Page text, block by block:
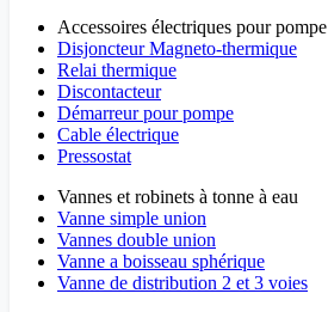
Accessoires électriques pour pompe
Disjoncteur Magneto-thermique
Relai thermique
Discontacteur
Démarreur pour pompe
Cable électrique
Pressostat
Vannes et robinets à tonne à eau
Vanne simple union
Vannes double union
Vanne a boisseau sphérique
Vanne de distribution 2 et 3 voies